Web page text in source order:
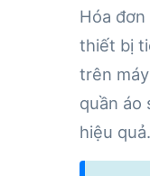
Hóa
thiết bị
trên
quần áo
hiệu quả.